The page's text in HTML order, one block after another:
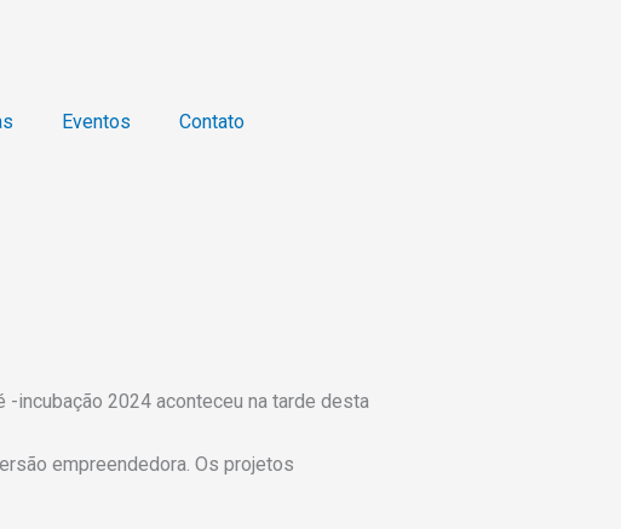
Eventos Contato
incubação 2024 aconteceu na tarde desta
empreendedora. Os projetos